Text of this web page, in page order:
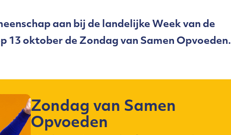
aan bij de landelijke Week van de
13 oktober de Zondag van Samen Opvoeden.
Zondag van Samen
Opvoeden